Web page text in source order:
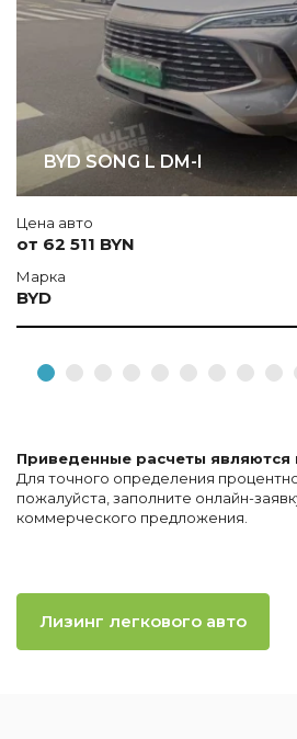
BYD SONG L DM-I
Цена авто
от 62 511 BYN
Марка
BYD
Приведенные расчеты
Для точного определения
пожалуйста, заполните онлайн-
коммерческого предложения.
Лизинг легкового авто